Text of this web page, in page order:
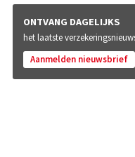
ONTVANG DAGELIJKS
het laatste
Aanmelden nieuwsbrief